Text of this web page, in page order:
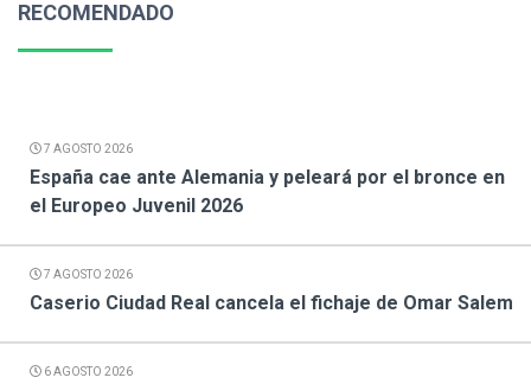
RECOMENDADO
7 AGOSTO 2026
España cae ante Alemania y peleará por el bronce en
el Europeo Juvenil 2026
7 AGOSTO 2026
Caserio Ciudad Real cancela el fichaje de Omar Salem
6 AGOSTO 2026